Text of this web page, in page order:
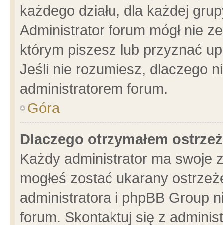
każdego działu, dla każdej
Administrator forum mógł nie
którym piszesz lub przyznać
Jeśli nie rozumiesz, dlaczego
administratorem forum.
Góra
Dlaczego otrzymałem
Każdy administrator ma swoje
mogłeś zostać ukarany
administratora i phpBB Group
forum. Skontaktuj się z